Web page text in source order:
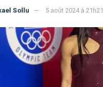
Sollu 5 août 2024 à 21h21